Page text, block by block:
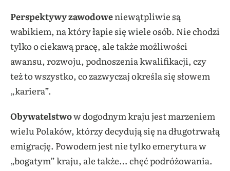
Perspektywy zawodoweniewątpliwie są
wabikiem, na który łapie się wiele osób. Nie chodzi
tylko o ciekawą pracę, ale także możliwości
awansu, rozwoju, podnoszenia kwalifikacji, czy
też to wszystko, co zazwyczaj określa się słowem
„kariera”.
Obywatelstwow dogodnym kraju jest marzeniem
wielu Polaków, którzy decydują się na długotrwałą
emigrację. Powodem jest nie tylko emerytura w
„bogatym” kraju, ale także… chęć podróżowania.